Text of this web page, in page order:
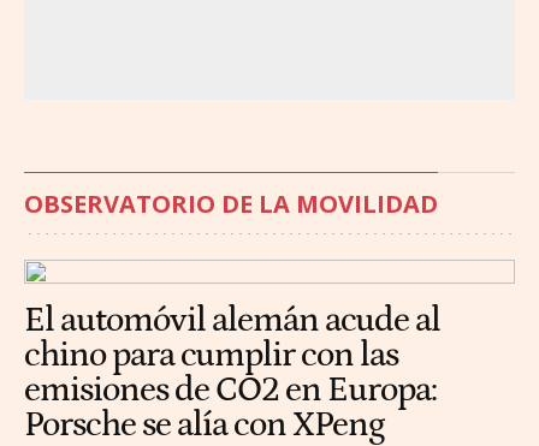
OBSERVATORIO DE LA MOVILIDAD
El automóvil alemán acude al
chino para cumplir con las
emisiones de CO2 en Europa:
Porsche se alía con XPeng